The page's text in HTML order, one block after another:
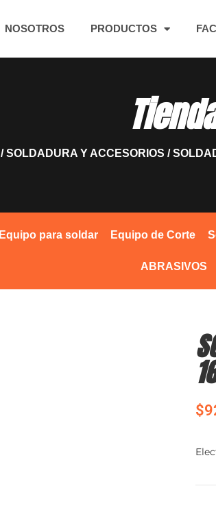
NOSOTROS PRODUCTOS
/SOLDADURA Y ACCESORIOS /
Equipo para soldar Equipo de Corte
ABRASIVOS
$